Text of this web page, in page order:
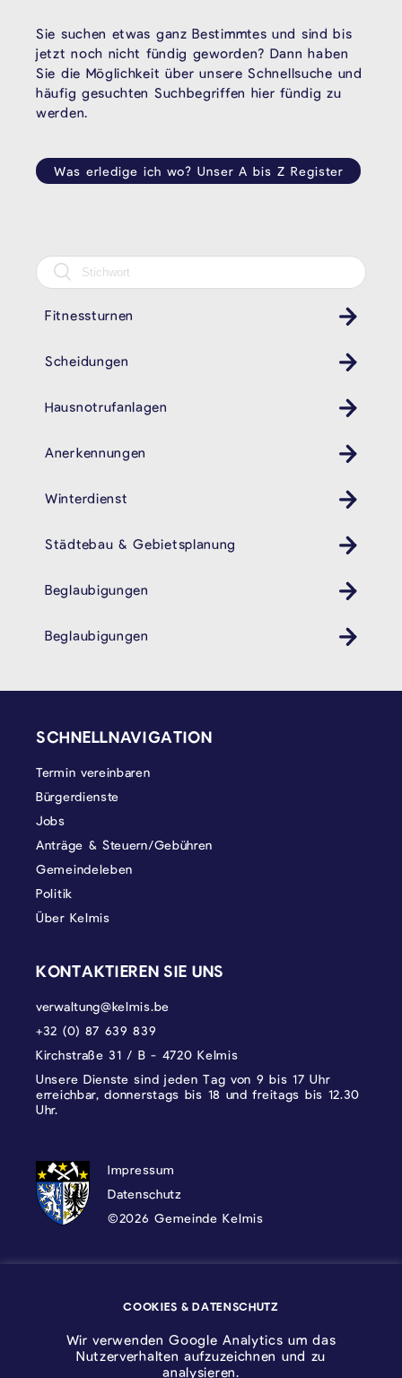
Sie suchen etwas ganz Bestimmtes und sind bis
jetzt noch nicht fündig geworden? Dann haben
Sie die Möglichkeit über unsere Schnellsuche und
häufig gesuchten Suchbegriffen hier fündig zu
werden.
Was erledige ich wo? Unser A bis Z Register
Fitnessturnen
Scheidungen
Hausnotrufanlagen
Anerkennungen
Winterdienst
Städtebau & Gebietsplanung
Beglaubigungen
Beglaubigungen
SCHNELLNAVIGATION
Termin vereinbaren
Bürgerdienste
Jobs
Anträge & Steuern/Gebühren
Gemeindeleben
Politik
Über Kelmis
KONTAKTIEREN SIE UNS
verwaltung@kelmis.be
+32 (0) 87 639 839
Kirchstraße 31 / B - 4720 Kelmis
Unsere Dienste sind jeden Tag von 9 bis 17 Uhr
erreichbar, donnerstags bis 18 und freitags bis 12.30
Uhr.
DATENSCHUTZ, IMPRESSUM UND
Impressum
Datenschutz
©2026 Gemeinde Kelmis
COOKIES & DATENSCHUTZ
Wir verwenden Google Analytics um das
Nutzerverhalten aufzuzeichnen und zu
analysieren.